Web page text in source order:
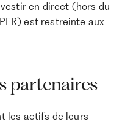
en direct (hors du
est restreinte aux
partenaires
les actifs de leurs